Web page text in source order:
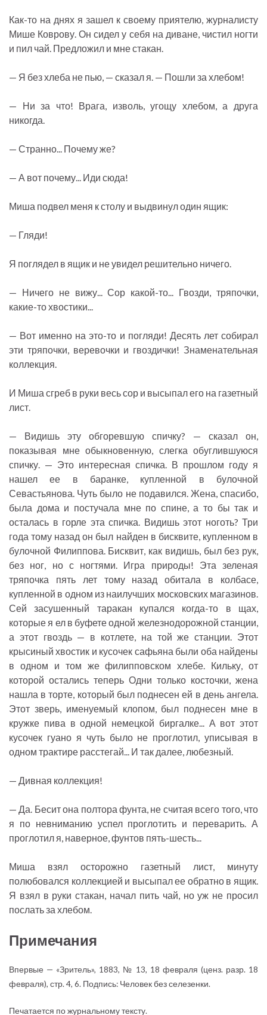
Как-то на днях я зашел к своему приятелю, журналисту
Мише Коврову. Он сидел у себя на диване, чистил ногти
и пил чай. Предложил и мне стакан.
— Я без хлеба не пью, — сказал я. — Пошли за хлебом!
— Ни за что! Врага, изволь, угощу хлебом, а друга
никогда.
— Странно... Почему же?
— А вот почему... Иди сюда!
Миша подвел меня к столу и выдвинул один ящик:
— Гляди!
Я поглядел в ящик и не увидел решительно ничего.
— Ничего не вижу... Сор какой-то... Гвозди, тряпочки,
какие-то хвостики...
— Вот именно на это-то и погляди! Десять лет собирал
эти тряпочки, веревочки и гвоздички! Знаменательная
коллекция.
И Миша сгреб в руки весь сор и высыпал его на газетный
лист.
— Видишь эту обгоревшую спичку? — сказал он,
показывая мне обыкновенную, слегка обуглившуюся
спичку. — Это интересная спичка. В прошлом году я
нашел ее в баранке, купленной в булочной
Севастьянова. Чуть было не подавился. Жена, спасибо,
была дома и постучала мне по спине, а то бы так и
осталась в горле эта спичка. Видишь этот ноготь? Три
года тому назад он был найден в бисквите, купленном в
булочной Филиппова. Бисквит, как видишь, был без рук,
без ног, но с ногтями. Игра природы! Эта зеленая
тряпочка пять лет тому назад обитала в колбасе,
купленной в одном из наилучших московских магазинов.
Сей засушенный таракан купался когда-то в щах,
которые я ел в буфете одной железнодорожной станции,
а этот гвоздь — в котлете, на той же станции. Этот
крысиный хвостик и кусочек сафьяна были оба найдены
в одном и том же филипповском хлебе. Кильку, от
которой остались теперь Одни только косточки, жена
нашла в торте, который был поднесен ей в день ангела.
Этот зверь, именуемый клопом, был поднесен мне в
кружке пива в одной немецкой биргалке... А вот этот
кусочек гуано я чуть было не проглотил, уписывая в
одном трактире расстегай... И так далее, любезный.
— Дивная коллекция!
— Да. Бесит она полтора фунта, не считая всего того, что
я по невниманию успел проглотить и переварить. А
проглотил я, наверное, фунтов пять-шесть...
Миша взял осторожно газетный лист, минуту
полюбовался коллекцией и высыпал ее обратно в ящик.
Я взял в руки стакан, начал пить чай, но уж не просил
послать за хлебом.
Примечания
Впервые — «Зритель», 1883, № 13, 18 февраля (ценз. разр. 18
февраля), стр. 4, 6. Подпись: Человек без селезенки.
Печатается по журнальному тексту.